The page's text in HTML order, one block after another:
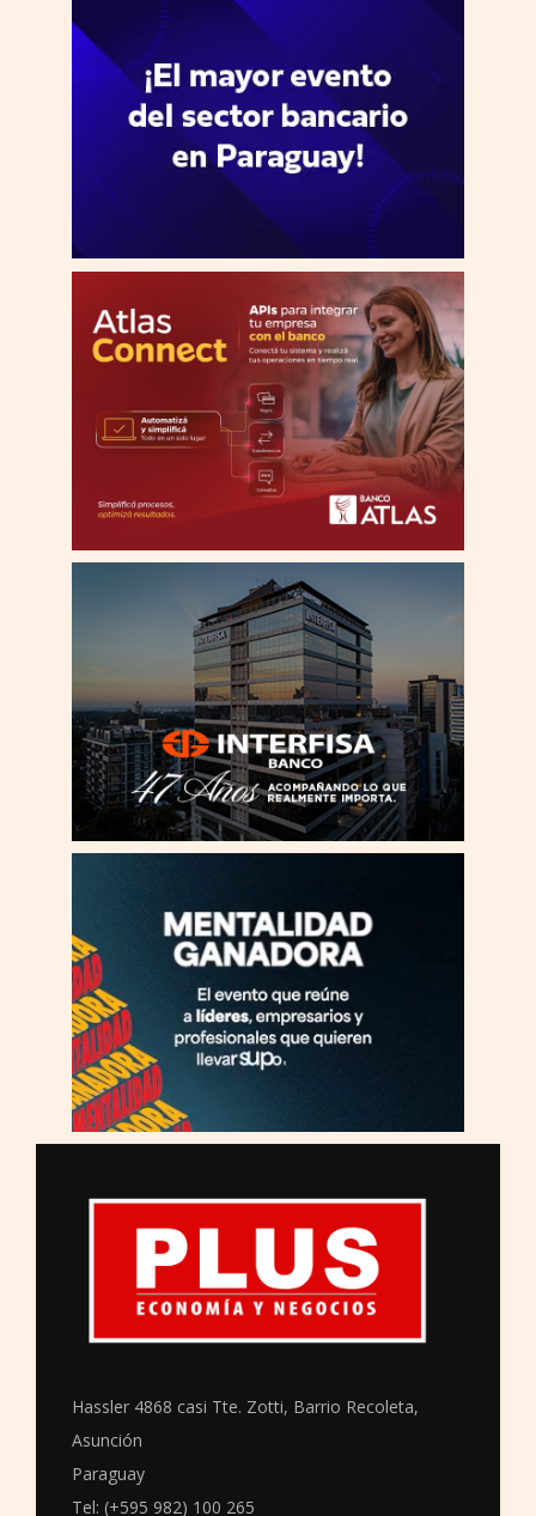
Hassler 4868 casi Tte. Zotti, Barrio Recoleta,
Asunción
Paraguay
Tel: (+595 982) 100 265